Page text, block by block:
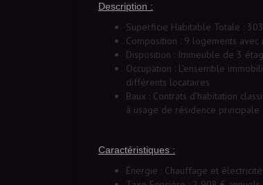
Description :
Superficie Habitable Totale :
Composition : 9 logements avec
Disposition : Immeuble de 3
Occupation : L’ensemble
différents locataires
Baux : Contrats d’habitation
à usage de résidence principale
Caractéristiques :
Énergie : Chauffage et